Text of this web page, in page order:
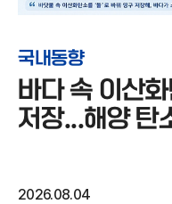
국내동향
바다 속 이산
저장...해양 탄
2026.08.04